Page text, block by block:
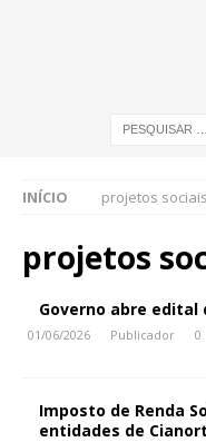
INÍCIO projetos sociais
projetos
Governo abre edital
01/06/2026 Publicador 0
Imposto de Renda
entidades de